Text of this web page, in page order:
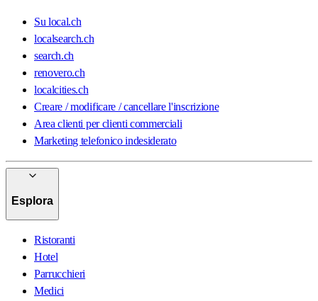
Su local.ch
localsearch.ch
search.ch
renovero.ch
localcities.ch
Creare / modificare / cancellare l'inscrizione
Area clienti per clienti commerciali
Marketing telefonico indesiderato
Esplora
Ristoranti
Hotel
Parrucchieri
Medici